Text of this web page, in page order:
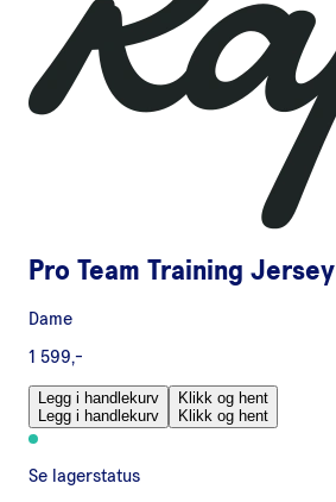
Pro Team Training Jersey
Dame
1 599,-
Legg i handlekurv
Legg i handlekurv
Klikk og hent
Klikk og hent
Se lagerstatus